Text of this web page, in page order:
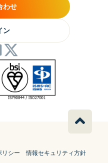
わせ
ン
リシー 情報セキュリティ方針